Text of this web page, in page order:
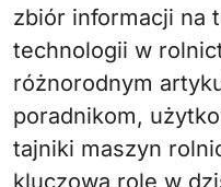
zbiór informacji na
technologii w
różnorodnym
poradnikom,
tajniki maszyn
kluczową rolę w